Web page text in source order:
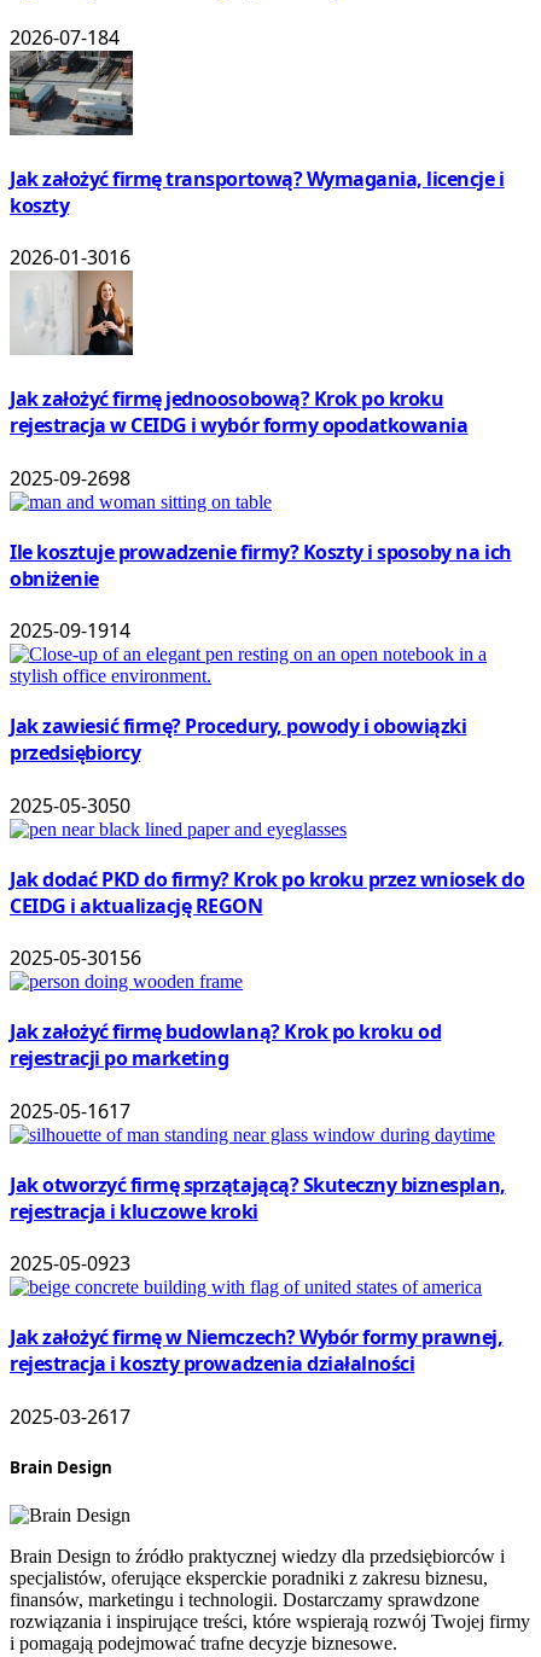
2026-07-184
Jak założyć firmę transportową? Wymagania, licencje i
koszty
2026-01-3016
Jak założyć firmę jednoosobową? Krok po kroku
rejestracja w CEIDG i wybór formy opodatkowania
2025-09-2698
Ile kosztuje prowadzenie firmy? Koszty i sposoby na ich
obniżenie
2025-09-1914
Jak zawiesić firmę? Procedury, powody i obowiązki
przedsiębiorcy
2025-05-3050
Jak dodać PKD do firmy? Krok po kroku przez wniosek do
CEIDG i aktualizację REGON
2025-05-30156
Jak założyć firmę budowlaną? Krok po kroku od
rejestracji po marketing
2025-05-1617
Jak otworzyć firmę sprzątającą? Skuteczny biznesplan,
rejestracja i kluczowe kroki
2025-05-0923
Jak założyć firmę w Niemczech? Wybór formy prawnej,
rejestracja i koszty prowadzenia działalności
2025-03-2617
Brain Design
Brain Design to źródło praktycznej wiedzy dla przedsiębiorców i
specjalistów, oferujące eksperckie poradniki z zakresu biznesu,
finansów, marketingu i technologii. Dostarczamy sprawdzone
rozwiązania i inspirujące treści, które wspierają rozwój Twojej firmy
i pomagają podejmować trafne decyzje biznesowe.